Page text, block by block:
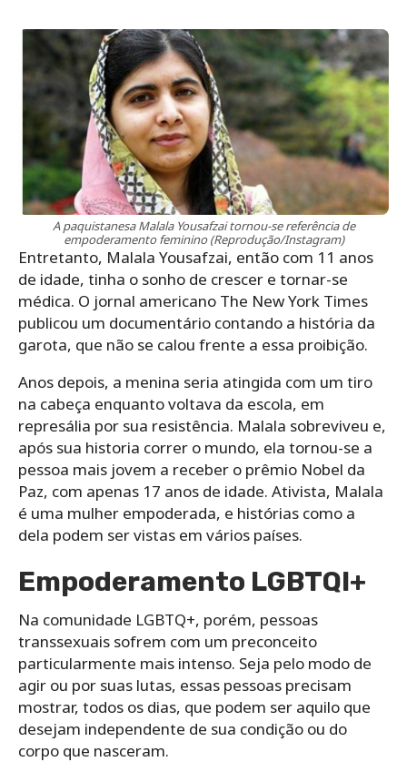
A paquistanesa Malala Yousafzai tornou-se referência de
empoderamento feminino (Reprodução/Instagram)
Entretanto, Malala Yousafzai, então com 11 anos
de idade, tinha o sonho de crescer e tornar-se
médica. O jornal americano The New York Times
publicou um documentário contando a história da
garota, que não se calou frente a essa proibição.
Anos depois, a menina seria atingida com um tiro
na cabeça enquanto voltava da escola, em
represália por sua resistência. Malala sobreviveu e,
após sua historia correr o mundo, ela tornou-se a
pessoa mais jovem a receber o prêmio Nobel da
Paz, com apenas 17 anos de idade. Ativista, Malala
é uma mulher empoderada, e histórias como a
dela podem ser vistas em vários países.
Empoderamento LGBTQI+
Na comunidade LGBTQ+, porém, pessoas
transsexuais sofrem com um preconceito
particularmente mais intenso. Seja pelo modo de
agir ou por suas lutas, essas pessoas precisam
mostrar, todos os dias, que podem ser aquilo que
desejam independente de sua condição ou do
corpo que nasceram.